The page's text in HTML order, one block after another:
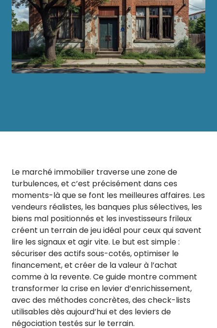
Le marché immobilier traverse une zone de
turbulences, et c’est précisément dans ces
moments-là que se font les meilleures affaires. Les
vendeurs réalistes, les banques plus sélectives, les
biens mal positionnés et les investisseurs frileux
créent un terrain de jeu idéal pour ceux qui savent
lire les signaux et agir vite. Le but est simple :
sécuriser des actifs sous-cotés, optimiser le
financement, et créer de la valeur à l’achat
comme à la revente. Ce guide montre comment
transformer la crise en levier d’enrichissement,
avec des méthodes concrètes, des check-lists
utilisables dès aujourd’hui et des leviers de
négociation testés sur le terrain.